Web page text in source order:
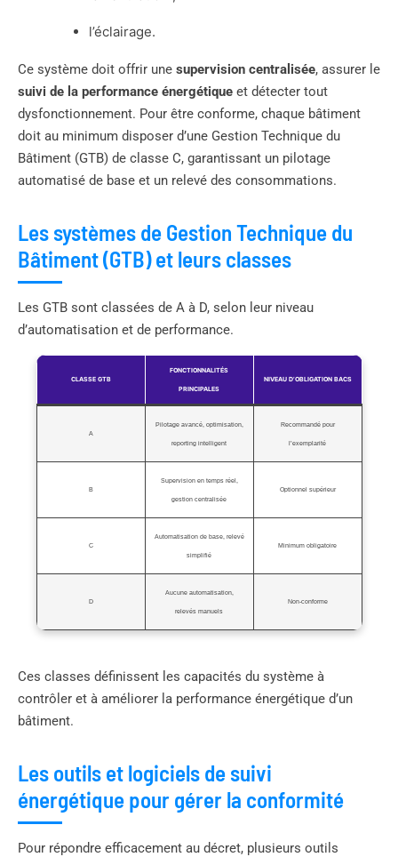
l’éclairage.
Ce système doit offrir une supervision centralisée, assurer le
suivi de la performance énergétique et détecter tout
dysfonctionnement. Pour être conforme, chaque bâtiment
doit au minimum disposer d’une Gestion Technique du
Bâtiment (GTB) de classe C, garantissant un pilotage
automatisé de base et un relevé des consommations.
Les systèmes de Gestion Technique du
Bâtiment (GTB) et leurs classes
Les GTB sont classées de A à D, selon leur niveau
d’automatisation et de performance.
CLASSE GTB
FONCTIONNALITÉS
PRINCIPALES
NIVEAU D’OBLIGATION BACS
A
Pilotage avancé, optimisation,
reporting intelligent
Recommandé pour
l’exemplarité
B
Supervision en temps réel,
gestion centralisée
Optionnel supérieur
C
Automatisation de base, relevé
simplifié
Minimum obligatoire
D
Aucune automatisation,
relevés manuels
Non-conforme
Ces classes définissent les capacités du système à
contrôler et à améliorer la performance énergétique d’un
bâtiment.
Les outils et logiciels de suivi
énergétique pour gérer la conformité
Pour répondre efficacement au décret, plusieurs outils